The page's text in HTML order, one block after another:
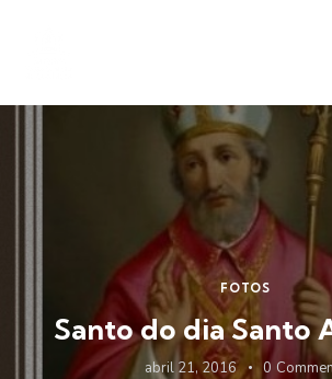
FOTOS
Santo do dia Santo
abril 21, 2016 0